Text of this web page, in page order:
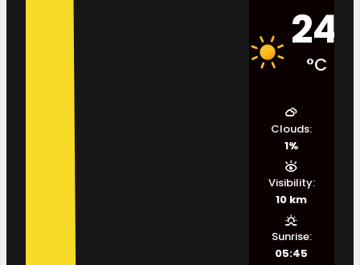
24
°C
Clouds:
1%
Visibility:
10 km
Sunrise:
05:45